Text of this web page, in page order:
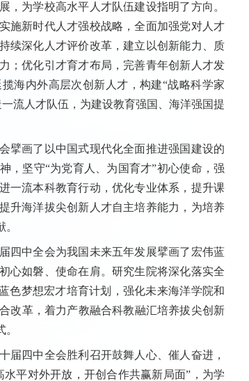
，为学校高水平人才队伍建设指明了方向。
施新时代人才强校战略，全面加强党对人才
续深化人才评价改革，建立以创新能力、质
；优化引才育才布局，完善青年创新人才发
海内外高层次创新人才，构建“战略科学家
流人才队伍，为建设教育强国、海洋强国提
画了以中国式现代化全面推进强国建设的
，坚守“为党育人、为国育才”初心使命，强
一流本科教育行动，优化专业体系，提升课
升海洋拔尖创新人才自主培养能力，为培养
中全会为我国未来五年发展擘画了宏伟蓝
心如磐、使命在肩。研究生院将深化落实全
色梦想宏才培育计划，强化未来海洋学院和
改革，着力产教融合科教融汇培养拔尖创新
四中全会胜利召开鼓舞人心、催人奋进，
平对外开放，开创合作共赢新局面”，为学